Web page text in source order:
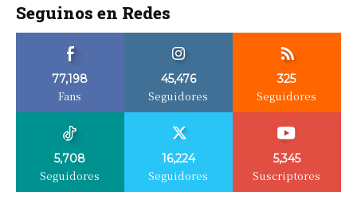
Seguinos en Redes
77,198
Fans
45,476
Seguidores
325
Seguidores
5,708
Seguidores
16,224
Seguidores
5,345
Suscriptores